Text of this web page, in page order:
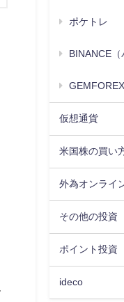
ポケトレ
BINANCE（
仮想通貨
米国株の買い
外為オンライ
その他の投資
ポイント投資
ideco